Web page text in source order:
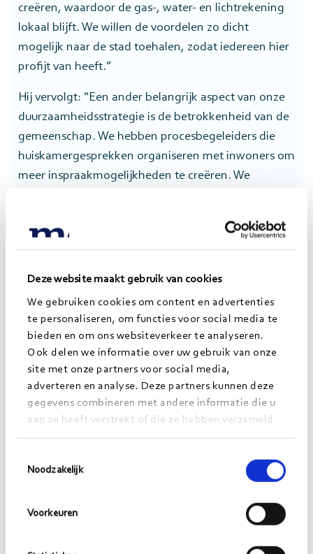
Deze website maakt gebruik van cookies
We gebruiken cookies om content en advertenties
te personaliseren, om functies voor social media te
bieden en om ons websiteverkeer te analyseren.
Ook delen we informatie over uw gebruik van onze
site met onze partners voor social media,
adverteren en analyse. Deze partners kunnen deze
gegevens combineren met andere informatie die u
aan ze heeft verstrekt of die ze hebben verzameld
op basis van uw gebruik van hun services.
Noodzakelijk
Voorkeuren
creëren, waardoor de gas-, water- en lichtrekening
lokaal blijft. We willen de voordelen zo dicht
mogelijk naar de stad toehalen, zodat iedereen hier
profijt van heeft.”
Hij vervolgt: “Een ander belangrijk aspect van onze
duurzaamheidsstrategie is de betrokkenheid van de
gemeenschap. We hebben procesbegeleiders die
huiskamergesprekken organiseren met inwoners om
meer inspraakmogelijkheden te creëren. We
Arnhem nog bewuster te maken van hun rol in de
energietransitie en hen te betrekken bij onze
plannen.”
Welke inspirerende
voorbeelden zie jij als het gaat
om verduurzamen?
“Ik haal veel inspiratie uit Scandinavische landen
collectieve oplossingen toegepast. Mooi, want juist
deze initiatieven brengen het sociale aspect en
duurzaamheid samen”, aldus Richard. Hierbij vult hij